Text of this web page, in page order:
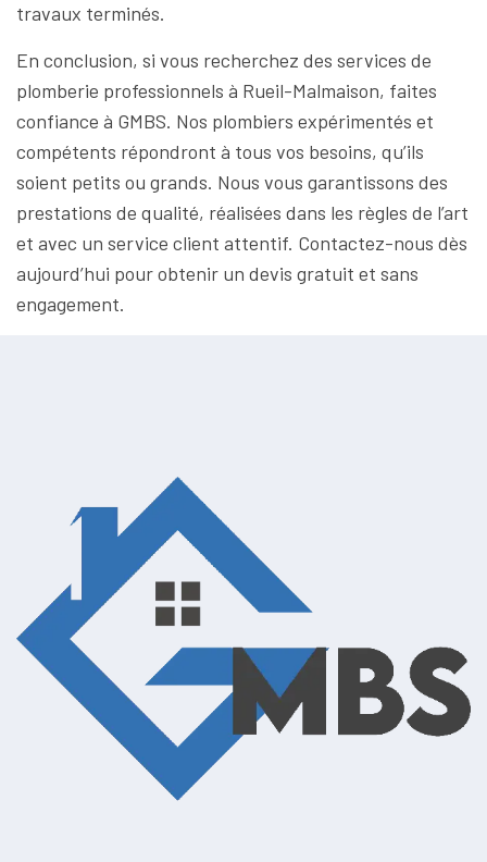
travaux terminés.
En conclusion, si vous recherchez des services de
plomberie professionnels à Rueil-Malmaison, faites
confiance à GMBS. Nos plombiers expérimentés et
compétents répondront à tous vos besoins, qu’ils
soient petits ou grands. Nous vous garantissons des
prestations de qualité, réalisées dans les règles de l’art
et avec un service client attentif. Contactez-nous dès
aujourd’hui pour obtenir un devis gratuit et sans
engagement.